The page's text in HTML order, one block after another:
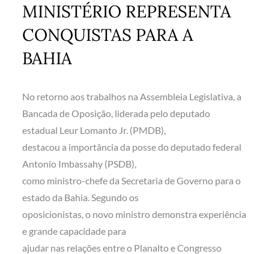
MINISTÉRIO REPRESENTA
CONQUISTAS PARA A
BAHIA
No retorno aos trabalhos na Assembleia Legislativa, a
Bancada de Oposição, liderada pelo deputado
estadual Leur Lomanto Jr. (PMDB),
destacou a importância da posse do deputado federal
Antonio Imbassahy (PSDB),
como ministro-chefe da Secretaria de Governo para o
estado da Bahia. Segundo os
oposicionistas, o novo ministro demonstra experiência
e grande capacidade para
ajudar nas relações entre o Planalto e Congresso